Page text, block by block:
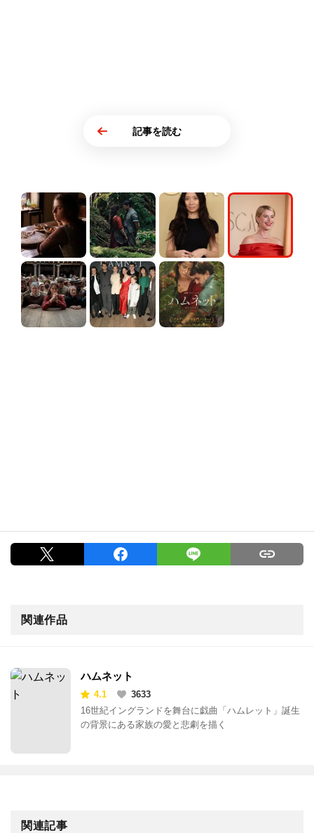
記事を読む
関連作品
ハムネット
4.1
3633
16世紀イングランドを舞台に戯曲「ハムレット」誕生
の背景にある家族の愛と悲劇を描く
関連記事